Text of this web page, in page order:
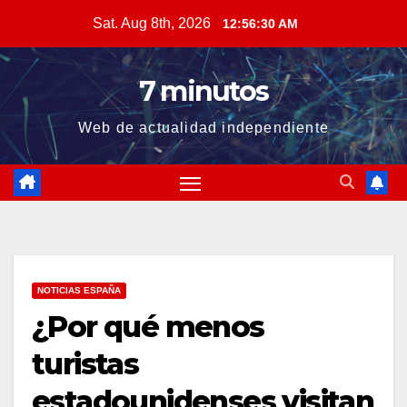
content
Sat. Aug 8th, 2026 12:56:30 AM
7 minutos
Web de actualidad independiente
NOTICIAS ESPAÑA
¿Por qué menos
turistas